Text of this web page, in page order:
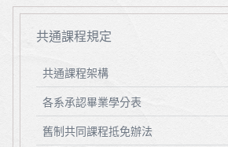
共通課程規定
共通課程架構
各系承認畢業學分表
舊制共同課程抵免辦法